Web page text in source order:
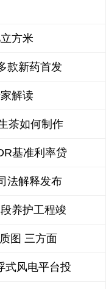
方米
款新药首发
解读
茶如何制作
基准利率贷
法解释发布
养护工程竣
图 三方面
式风电平台投